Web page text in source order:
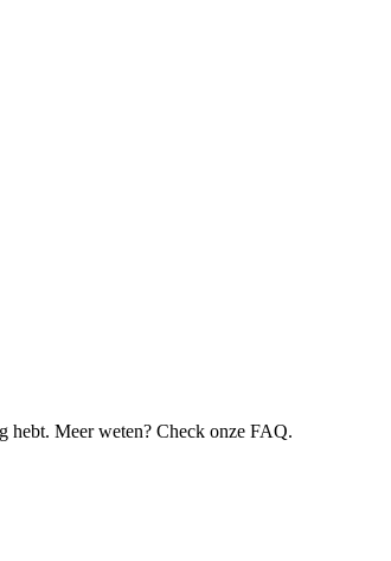
hebt. Meer weten? Check onze FAQ.